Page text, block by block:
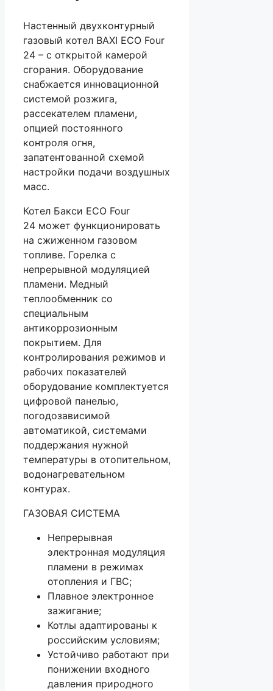
Настенный двухконтурный
газовый котел BAXI ECO Four
24 – с открытой камерой
сгорания. Оборудование
снабжается инновационной
системой розжига,
рассекателем пламени,
опцией постоянного
контроля огня,
запатентованной схемой
настройки подачи воздушных
масс.
Котел Бакси ECO Four
24 может функционировать
на сжиженном газовом
топливе. Горелка с
непрерывной модуляцией
пламени. Медный
теплообменник со
специальным
антикоррозионным
покрытием. Для
контролирования режимов и
рабочих показателей
оборудование комплектуется
цифровой панелью,
погодозависимой
автоматикой, системами
поддержания нужной
температуры в отопительном,
водонагревательном
контурах.
ГАЗОВАЯ СИСТЕМА
Непрерывная
электронная модуляция
пламени в режимах
отопления и ГВС;
Плавное электронное
зажигание;
Котлы адаптированы к
российским условиям;
Устойчиво работают при
понижении входного
давления природного